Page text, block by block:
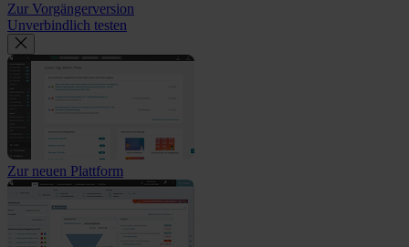
Zur Vorgängerversion
Unverbindlich testen
Zur neuen Plattform